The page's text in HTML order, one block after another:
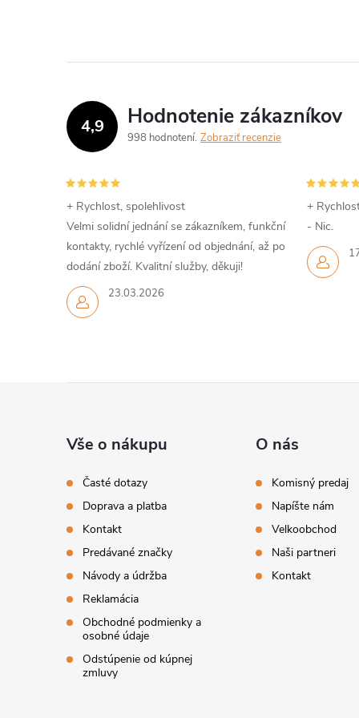
4,9 Hodnotenie zákazníkov
998 hodnotení Zobraziť recenzie
23.03.2026
+ Rychlost, spolehlivost
Velmi solidní jednání se zákazníkem, funkční
kontakty, rychlé vyřízení od objednání, až po
dodání zboží. Kvalitní služby, děkuji!
+
- Nic.
Vše o nákupu
Časté dotazy
Doprava a platba
Kontakt
Predávané značky
Návody a údržba
Reklamácia
Obchodné podmienky a
osobné údaje
Odstúpenie od kúpnej
zmluvy
O nás
Komisný predaj
Napíšte nám
Velkoobchod
Naši partneri
Kontakt